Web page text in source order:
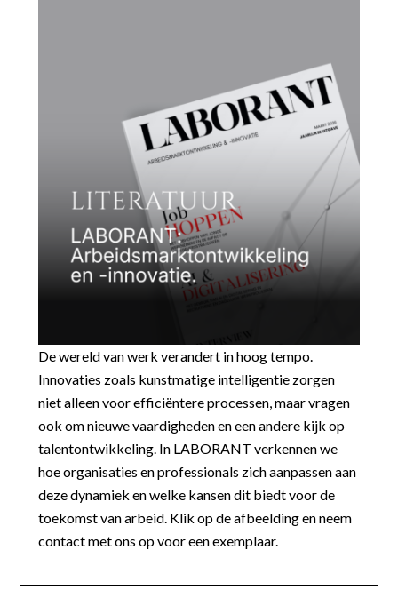
De wereld van werk verandert in hoog tempo.
Innovaties zoals kunstmatige intelligentie zorgen
niet alleen voor efficiëntere processen, maar vragen
ook om nieuwe vaardigheden en een andere kijk op
talentontwikkeling. In LABORANT verkennen we
hoe organisaties en professionals zich aanpassen aan
deze dynamiek en welke kansen dit biedt voor de
toekomst van arbeid. Klik op de afbeelding en neem
contact met ons op voor een exemplaar.